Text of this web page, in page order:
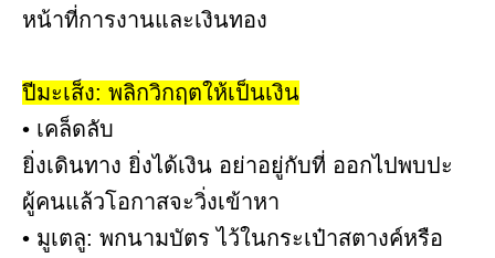
หน้าที่การงานและเงินทอง
ปีมะเส็ง: พลิกวิกฤตให้เป็นเงิน
• เคล็ดลับ
ยิ่งเดินทาง ยิ่งได้เงิน อย่าอยู่กับที่ ออกไปพบปะ
ผู้คนแล้วโอกาสจะวิ่งเข้าหา
• มูเตลู: พกนามบัตร ไว้ในกระเป๋าสตางค์หรือ